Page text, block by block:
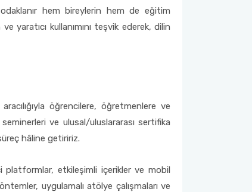
hem bireylerin hem de eğitim
yaratıcı kullanımını teşvik ederek, dilin
öğrencilere, öğretmenlere ve
ve ulusal/uluslararası sertifika
hâline getiririz.
platformlar, etkileşimli içerikler ve mobil
uygulamalı atölye çalışmaları ve